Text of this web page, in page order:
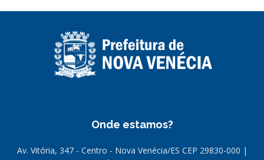
Onde estamos?
Av. Vitória, 347 - Centro - Nova Venécia/ES CEP 29830-000 |